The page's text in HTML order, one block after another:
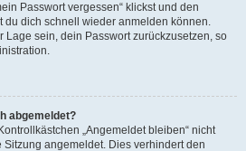
Passwort vergessen“ klickst und den
du dich schnell wieder anmelden können.
Lage sein, dein Passwort zurückzusetzen, so
abgemeldet?
„Angemeldet bleiben“ nicht
angemeldet. Dies verhindert den